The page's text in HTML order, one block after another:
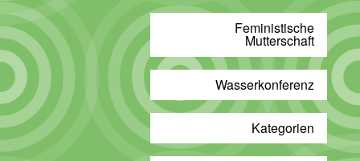
Feministische
Mutterschaft
Wasserkonferenz
Kategorien